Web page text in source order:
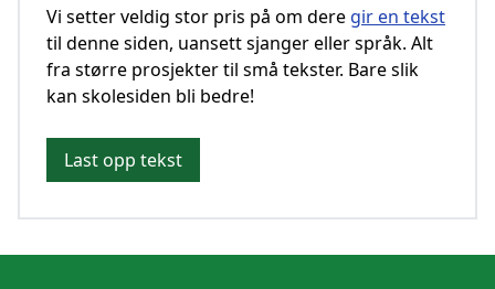
Vi setter veldig stor pris på om dere gir en tekst
til denne siden, uansett sjanger eller språk. Alt
fra større prosjekter til små tekster. Bare slik
kan skolesiden bli bedre!
Last opp tekst